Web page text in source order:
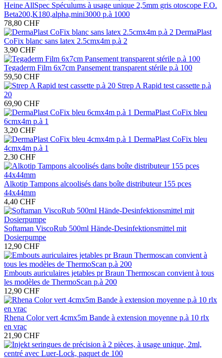
Heine AllSpec Spéculums à usage unique 2,5mm gris otoscope F.O.
Beta200,K180,alpha,mini3000 p.à 1000
78,80 CHF
DermaPlast
CoFix blanc sans latex 2.5cmx4m p.à 2
3,90 CHF
Tegaderm Film 6x7cm Pansement transparent stérile p.à 100
59,50 CHF
Strep A Rapid test cassette p.à
20
69,90 CHF
DermaPlast CoFix bleu
6cmx4m p.à 1
3,20 CHF
DermaPlast CoFix bleu
4cmx4m p.à 1
2,30 CHF
Alkotip Tampons alcoolisés dans boîte distributeur 155 pces
44x44mm
4,40 CHF
Softaman ViscoRub 500ml Hände-Desinfektionsmittel mit
Dosierpumpe
12,90 CHF
Embouts auriculaires jetables pr Braun Thermoscan convient à tous
les modèles de ThermoScan p.à 200
12,90 CHF
Rhena Color vert 4cmx5m Bande à extension moyenne p.à 10 rlx
en vrac
21,90 CHF